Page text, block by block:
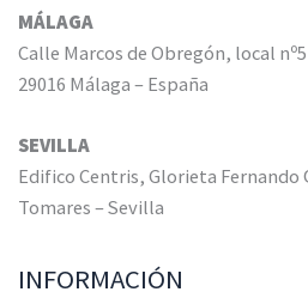
MÁLAGA
Calle Marcos de Obregón, local nº5
29016 Málaga – España
SEVILLA
Edifico Centris, Glorieta Fernando
Tomares – Sevilla
INFORMACIÓN